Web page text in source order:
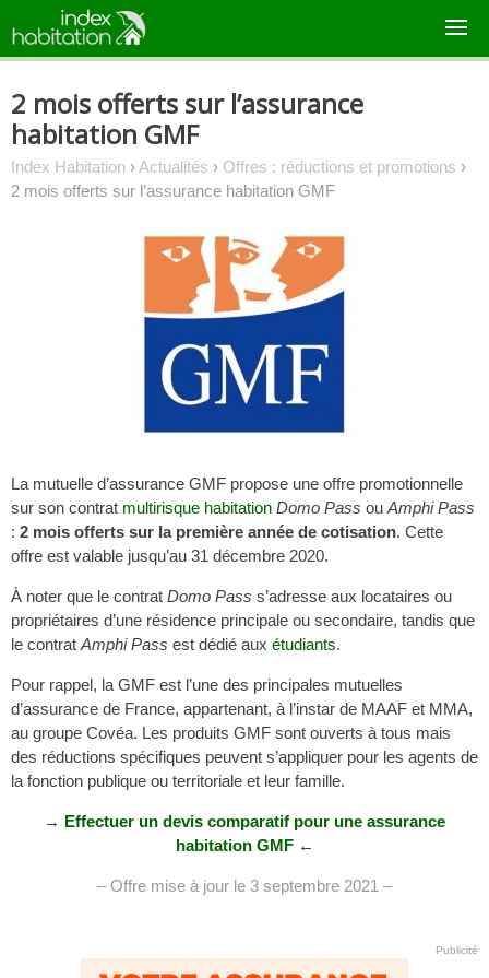
content
2 mois offerts sur l’assurance
habitation GMF
Index Habitation ›Actualités › Offres : réductions et promotions ›
2 mois offerts sur l’assurance habitation GMF
La mutuelle d’assurance GMF propose une offre promotionnelle
sur son contrat multirisque habitation Domo Pass ou Amphi Pass
: 2 mois offerts sur la première année de cotisation. Cette
offre est valable jusqu’au 31 décembre 2020.
À noter que le contrat Domo Pass s’adresse aux locataires ou
propriétaires d’une résidence principale ou secondaire, tandis que
le contrat Amphi Pass est dédié aux étudiants.
Pour rappel, la GMF est l’une des principales mutuelles
d’assurance de France, appartenant, à l’instar de MAAF et MMA,
au groupe Covéa. Les produits GMF sont ouverts à tous mais
des réductions spécifiques peuvent s’appliquer pour les agents de
la fonction publique ou territoriale et leur famille.
→ Effectuer un devis comparatif pour une assurance
habitation GMF←
– Offre mise à jour le 3 septembre 2021 –
Publicité